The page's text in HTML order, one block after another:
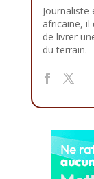
Journaliste
africaine, il
de livrer
du terrain.